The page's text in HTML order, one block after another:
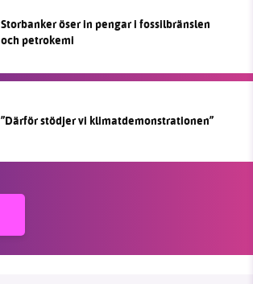
Storbanker öser in pengar i fossilbränslen
och petrokemi
”Därför stödjer vi klimatdemonstrationen”